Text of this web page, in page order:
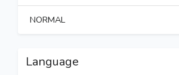
NORMAL
Language